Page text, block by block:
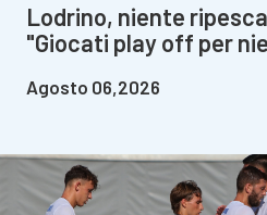
Lodrino, niente
"Giocati play off per
Agosto 06,2026